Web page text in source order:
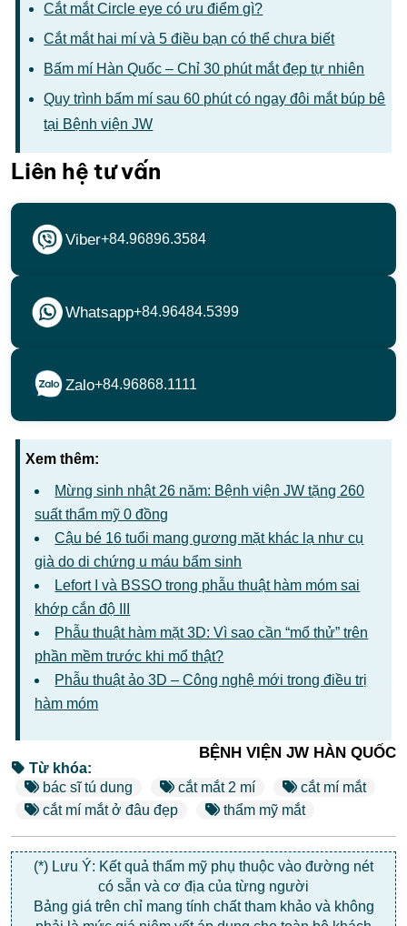
Cắt mắt Circle eye có ưu điểm gì?
Cắt mắt hai mí và 5 điều bạn có thể chưa biết
Bấm mí Hàn Quốc – Chỉ 30 phút mắt đẹp tự nhiên
Quy trình bấm mí sau 60 phút có ngay đôi mắt búp bê
tại Bệnh viện JW
Liên hệ tư vấn
Viber+84.96896.3584
Whatsapp+84.96484.5399
Zalo+84.96868.1111
Xem thêm:
Mừng sinh nhật 26 năm: Bệnh viện JW tặng 260
suất thẩm mỹ 0 đồng
Cậu bé 16 tuổi mang gương mặt khác lạ như cụ
già do di chứng u máu bẩm sinh
Lefort I và BSSO trong phẫu thuật hàm móm sai
khớp cắn độ III
Phẫu thuật hàm mặt 3D: Vì sao cần “mổ thử” trên
phần mềm trước khi mổ thật?
Phẫu thuật ảo 3D – Công nghệ mới trong điều trị
hàm móm
BỆNH VIỆN JW HÀN QUỐC
Từ khóa:
bác sĩ tú dung
cắt mắt 2 mí
cắt mí mắt
cắt mí mắt ở đâu đẹp
thẩm mỹ mắt
(*) Lưu Ý: Kết quả thẩm mỹ phụ thuộc vào đường nét
có sẵn và cơ địa của từng người
Bảng giá trên chỉ mang tính chất tham khảo và không